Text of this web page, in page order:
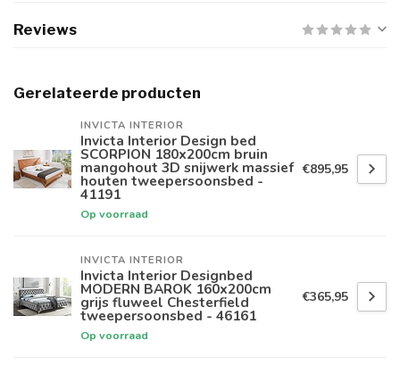
Reviews
Gerelateerde producten
INVICTA INTERIOR
Invicta Interior Design bed
SCORPION 180x200cm bruin
mangohout 3D snijwerk massief
houten tweepersoonsbed -
41191
Op voorraad
€895,95
INVICTA INTERIOR
Invicta Interior Designbed
MODERN BAROK 160x200cm
grijs fluweel Chesterfield
tweepersoonsbed - 46161
Op voorraad
€365,95